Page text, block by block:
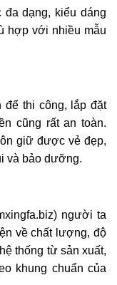
dạng, kiểu dáng
hợp với nhiều mẫu
để thi công, lắp đặt
cũng rất an toàn.
giữ được vẻ đẹp,
và bảo dưỡng.
người ta
về chất lượng, độ
thống từ sản xuất,
khung chuẩn của